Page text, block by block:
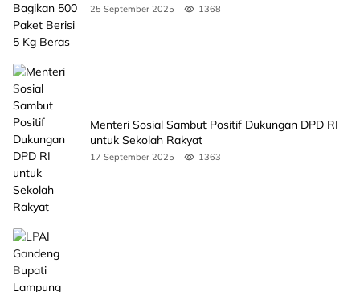
25 September 2025 1368
Menteri Sosial Sambut Positif Dukungan DPD RI
untuk Sekolah Rakyat
17 September 2025 1363